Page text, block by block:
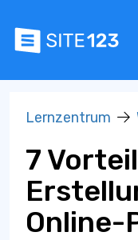
Lernzentrum
7